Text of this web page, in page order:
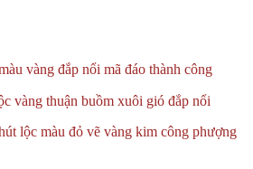
vàng đắp nổi mã đáo thành công
vàng thuận buồm xuôi gió đắp nổi
lộc màu đỏ vẽ vàng kim công phượng